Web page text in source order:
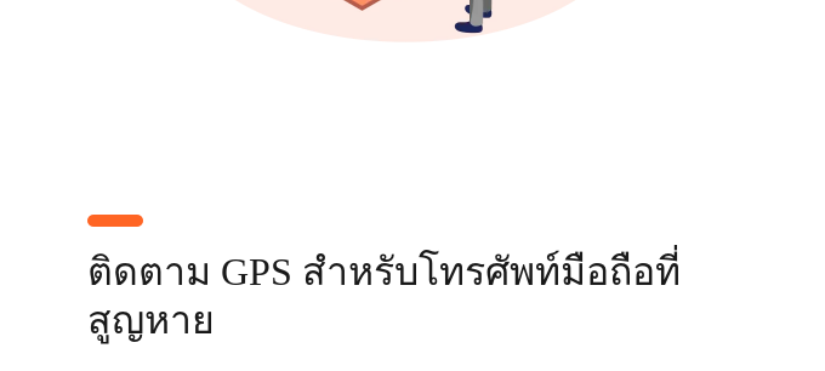
ติดตาม GPS สำหรับโทรศัพท์มือถือที่
สูญหาย